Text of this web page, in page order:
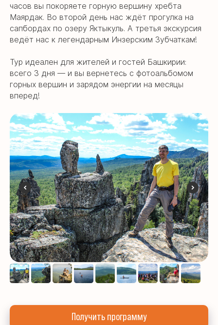
часов вы покоряете горную вершину хребта
Маярдак. Во второй день нас ждёт прогулка на
сапбордах по озеру Яктыкуль. А третья экскурсия
ведёт нас к легендарным Инзерским Зубчаткам!
Тур идеален для жителей и гостей Башкирии:
всего 3 дня — и вы вернетесь с фотоальбомом
горных вершин и зарядом энергии на месяцы
вперед!
Получить программу